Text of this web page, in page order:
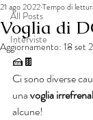
All Posts
Interviste
Voglia di
21 ago 2022Tempo di
Aggiornamento: 18 set
🍰🍫
Ci sono diverse
una voglia
alcune!